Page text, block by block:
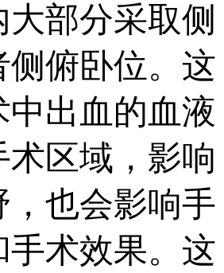
部分采取侧
侧俯卧位。这
中出血的血液
术区域，影响
，也会影响手
手术效果。这